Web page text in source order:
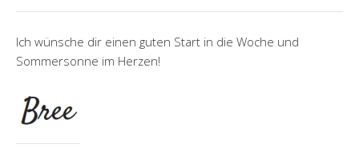
Ich wünsche dir einen guten Start in die Woche und
Sommersonne im Herzen!